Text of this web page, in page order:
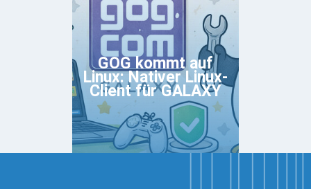
GOG kommt auf
Linux: Nativer Linux-
Client für GALAXY